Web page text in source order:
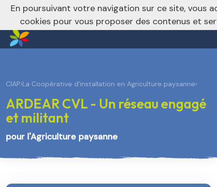
Je m’abonne à la newsletter
nivo_2026: 1
CIAP›La Coopérative d’installation en Agriculture paysanne›
ARDEAR CVL - Un réseau engagé
et militant
pour l'Agriculture paysanne
En poursuivant votre navigation sur ce site, vous
cookies pour vous proposer des contenus et